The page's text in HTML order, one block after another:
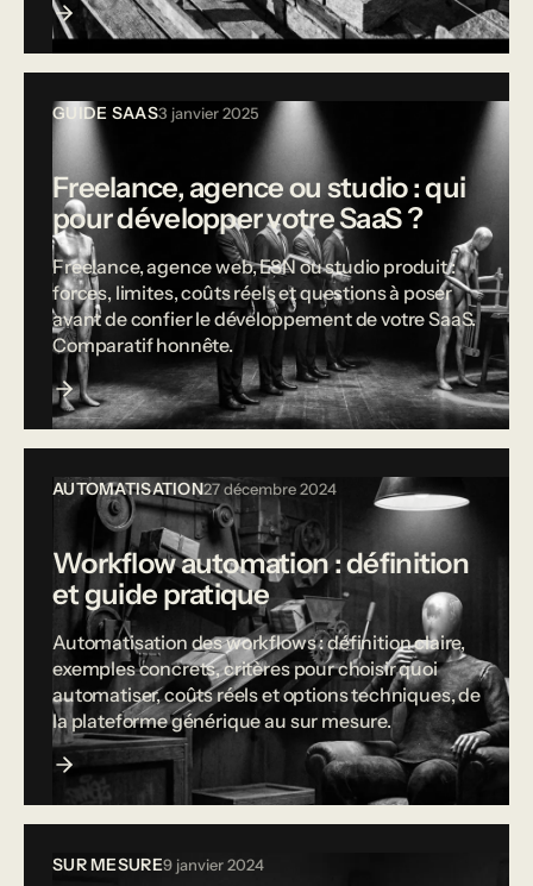
GUIDE SAAS3 janvier 2025
Freelance, agence ou studio : qui
pour développer votre SaaS ?
Freelance, agence web, ESN ou studio produit :
forces, limites, coûts réels et questions à poser
avant de confier le développement de votre SaaS.
Comparatif honnête.
AUTOMATISATION27 décembre 2024
Workflow automation : définition
et guide pratique
Automatisation des workflows : définition claire,
exemples concrets, critères pour choisir quoi
automatiser, coûts réels et options techniques, de
la plateforme générique au sur mesure.
SUR MESURE9 janvier 2024